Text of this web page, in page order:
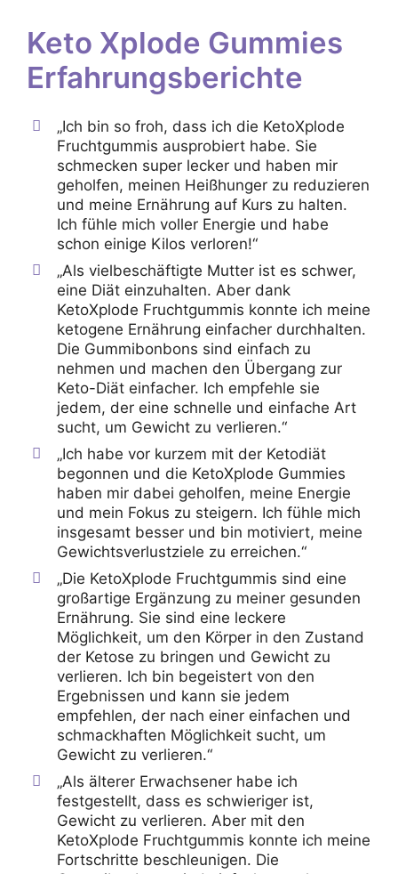
Keto Xplode Gummies
Erfahrungsberichte
„Ich bin so froh, dass ich die KetoXplode
Fruchtgummis ausprobiert habe. Sie
schmecken super lecker und haben mir
geholfen, meinen Heißhunger zu reduzieren
und meine Ernährung auf Kurs zu halten.
Ich fühle mich voller Energie und habe
schon einige Kilos verloren!“
„Als vielbeschäftigte Mutter ist es schwer,
eine Diät einzuhalten. Aber dank
KetoXplode Fruchtgummis konnte ich meine
ketogene Ernährung einfacher durchhalten.
Die Gummibonbons sind einfach zu
nehmen und machen den Übergang zur
Keto-Diät einfacher. Ich empfehle sie
jedem, der eine schnelle und einfache Art
sucht, um Gewicht zu verlieren.“
„Ich habe vor kurzem mit der Ketodiät
begonnen und die KetoXplode Gummies
haben mir dabei geholfen, meine Energie
und mein Fokus zu steigern. Ich fühle mich
insgesamt besser und bin motiviert, meine
Gewichtsverlustziele zu erreichen.“
„Die KetoXplode Fruchtgummis sind eine
großartige Ergänzung zu meiner gesunden
Ernährung. Sie sind eine leckere
Möglichkeit, um den Körper in den Zustand
der Ketose zu bringen und Gewicht zu
verlieren. Ich bin begeistert von den
Ergebnissen und kann sie jedem
empfehlen, der nach einer einfachen und
schmackhaften Möglichkeit sucht, um
Gewicht zu verlieren.“
„Als älterer Erwachsener habe ich
festgestellt, dass es schwieriger ist,
Gewicht zu verlieren. Aber mit den
KetoXplode Fruchtgummis konnte ich meine
Fortschritte beschleunigen. Die